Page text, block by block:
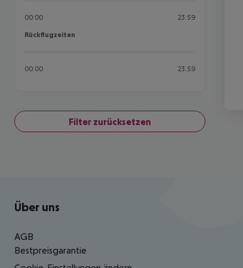
00:00 23:59
Rückflugzeiten
Rückflugzeiten
00:00 23:59
Filter zurücksetzen
Footer navigation
Über uns
AGB
Bestpreisgarantie